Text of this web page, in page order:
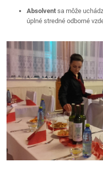
Absolvent sa môže
úplné stredné odborné